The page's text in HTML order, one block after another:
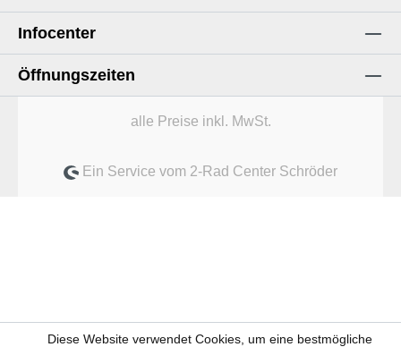
Infocenter
Öffnungszeiten
alle Preise inkl. MwSt.
Ein Service vom 2-Rad Center Schröder
Diese Website verwendet Cookies, um eine bestmögliche